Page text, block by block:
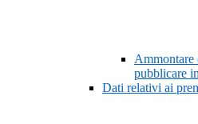
Ammontare
pubblicare
Dati relativi ai